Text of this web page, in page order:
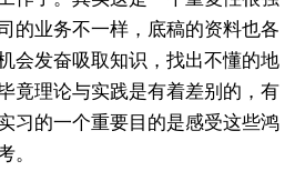
的业务不一样，底稿的资料也各
会发奋吸取知识，找出不懂的地
竟理论与实践是有着差别的，有
习的一个重要目的是感受这些鸿
。